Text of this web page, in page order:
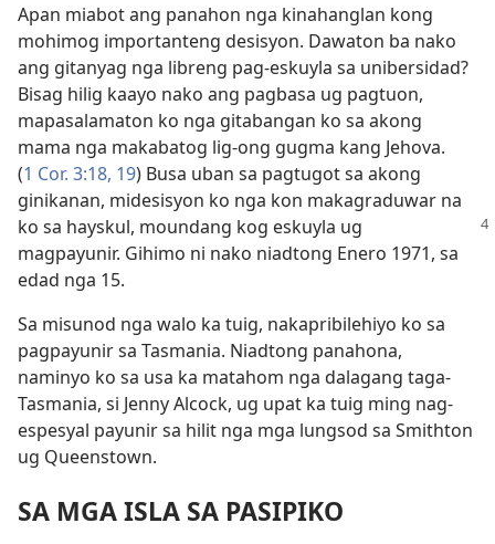
Apan miabot ang panahon nga kinahanglan kong
mohimog importanteng desisyon. Dawaton ba nako
ang gitanyag nga libreng pag-eskuyla sa unibersidad?
Bisag hilig kaayo nako ang pagbasa ug pagtuon,
mapasalamaton ko nga gitabangan ko sa akong
mama nga makabatog lig-ong gugma kang Jehova.
(1 Cor. 3:18, 19) Busa uban sa pagtugot sa akong
ginikanan, midesisyon ko nga kon makagraduwar na
ko sa hayskul, moundang kog eskuyla ug
magpayunir. Gihimo ni nako niadtong Enero 1971, sa
edad nga 15.
Sa misunod nga walo ka tuig, nakapribilehiyo ko sa
pagpayunir sa Tasmania. Niadtong panahona,
naminyo ko sa usa ka matahom nga dalagang taga-
Tasmania, si Jenny Alcock, ug upat ka tuig ming nag-
espesyal payunir sa hilit nga mga lungsod sa Smithton
ug Queenstown.
SA MGA ISLA SA PASIPIKO